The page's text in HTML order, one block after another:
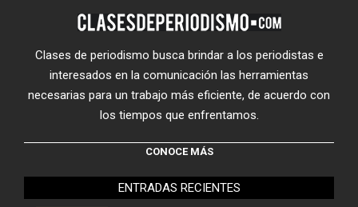
Clases de periodismo busca brindar a los periodistas e
interesados en la comunicación las herramientas
necesarias para un trabajo más eficiente, de acuerdo con
los tiempos que enfrentamos.
CONOCE MÁS
ENTRADAS RECIENTES